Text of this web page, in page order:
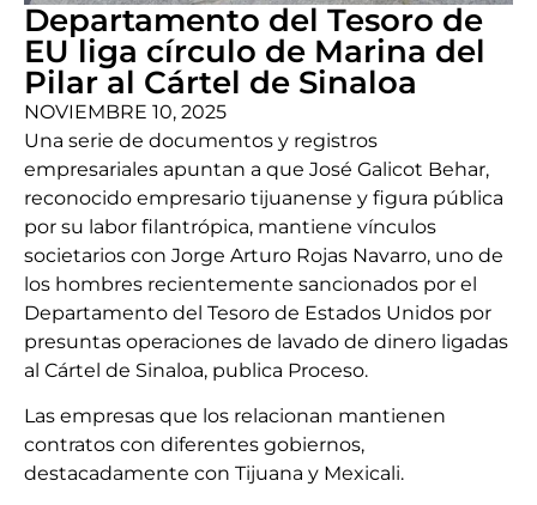
Departamento del Tesoro de
EU liga círculo de Marina del
Pilar al Cártel de Sinaloa
NOVIEMBRE 10, 2025
Una serie de documentos y registros
empresariales apuntan a que José Galicot Behar,
reconocido empresario tijuanense y figura pública
por su labor filantrópica, mantiene vínculos
societarios con Jorge Arturo Rojas Navarro, uno de
los hombres recientemente sancionados por el
Departamento del Tesoro de Estados Unidos por
presuntas operaciones de lavado de dinero ligadas
al Cártel de Sinaloa, publica Proceso.
Las empresas que los relacionan mantienen
contratos con diferentes gobiernos,
destacadamente con Tijuana y Mexicali.